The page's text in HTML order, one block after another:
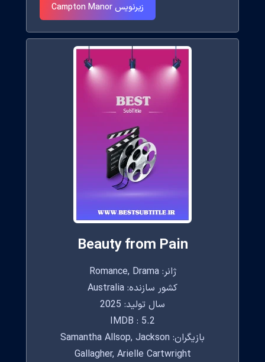
زیرنویس Campton Manor
Beauty from Pain
ژانر: Romance, Drama
کشور سازنده: Australia
سال تولید: 2025
IMDB : 5.2
بازیگران: Samantha Allsop, Jackson
Gallagher, Arielle Cartwright